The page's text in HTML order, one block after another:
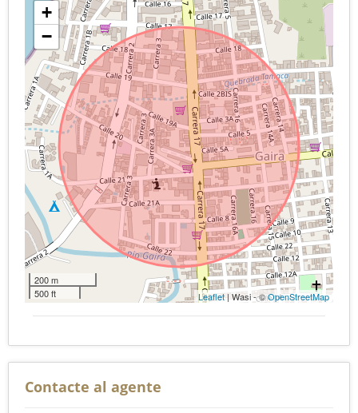
+
−
200 m
500 ft
Leaflet| Wasi - ©OpenStreetMap
Contacte al agente